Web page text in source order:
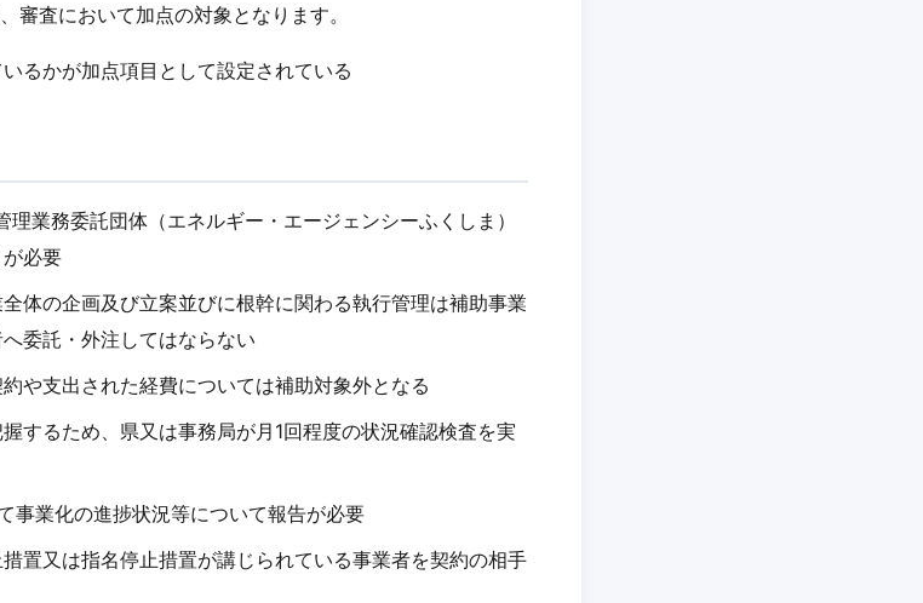
審査において加点の対象となります。
るかが加点項目として設定されている
業務委託団体（エネルギー・エージェンシーふくしま）
必要
体の企画及び立案並びに根幹に関わる執行管理は補助事業
委託・外注してはならない
や支出された経費については補助対象外となる
するため、県又は事務局が月1回程度の状況確認検査を実
事業化の進捗状況等について報告が必要
置又は指名停止措置が講じられている事業者を契約の相手